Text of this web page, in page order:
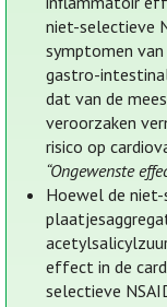
niet-selectieve
symptomen
gastro-
dat van de
veroorzaken
risico op
“Ongewenste
Hoewel de niet-
effect in de
selectieve